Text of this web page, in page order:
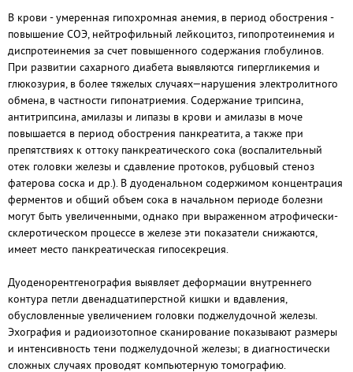
В крови - умеренная гипохромная анемия, в период обострения -
повышение СОЭ, нейтрофильный лейкоцитоз, гипопротеинемия и
диспротеинемия за счет повышенного содержания глобулинов.
При развитии сахарного диабета выявляются гипергликемия и
глюкозурия, в более тяжелых случаях—нарушения электролитного
обмена, в частности гипонатриемия. Содержание трипсина,
антитрипсина, амилазы и липазы в крови и амилазы в моче
повышается в период обострения панкреатита, а также при
препятствиях к оттоку панкреатического сока (воспалительный
отек головки железы и сдавление протоков, рубцовый стеноз
фатерова соска и др.). В дуоденальном содержимом концентрация
ферментов и общий объем сока в начальном периоде болезни
могут быть увеличенными, однако при выраженном атрофически-
склеротическом процессе в железе эти показатели снижаются,
имеет место панкреатическая гипосекреция.
Дуоденорентгенография выявляет деформации внутреннего
контура петли двенадцатиперстной кишки и вдавления,
обусловленные увеличением головки поджелудочной железы.
Эхография и радиоизотопное сканирование показывают размеры
и интенсивность тени поджелудочной железы; в диагностически
сложных случаях проводят компьютерную томографию.